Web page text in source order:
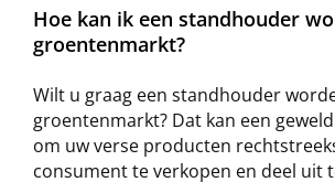
Hoe kan ik een standhouder
groentenmarkt?
Wilt u graag een standhouder
groentenmarkt? Dat kan een
om uw verse producten
consument te verkopen en deel uit